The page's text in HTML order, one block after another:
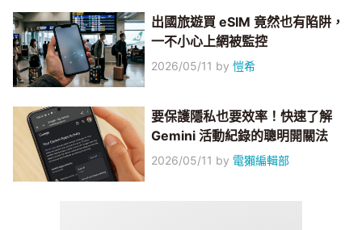
出國旅遊買 eSIM 竟然也有陷阱，
一不小心上網被監控
2026/05/11 by愷希
要保護隱私也要效率！快速了解
Gemini 活動紀錄的聰明開關法
2026/05/11 by 電獺編輯部